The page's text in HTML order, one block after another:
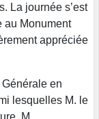
La journée s’est
au Monument
appréciée
Générale en
lesquelles M. le
M.